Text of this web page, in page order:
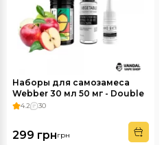
Наборы для самозамеса
Webber 30 мл 50 мг - Double
Apple
4.2 30
299 грнгрн